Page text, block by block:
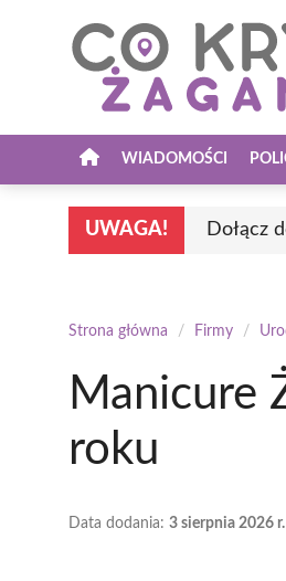
WIADOMOŚCI
UWAGA! Dołącz
Strona główna / Firmy /
Manicure
roku
Data dodania: 3 sierpnia 2026 r.